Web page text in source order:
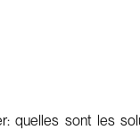
quelles sont les